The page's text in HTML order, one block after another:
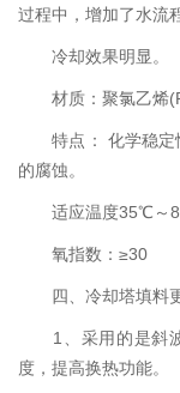
过程中，增加了水流
冷却效果明显。
材质：聚氯乙烯
特点： 化学稳定
的腐蚀。
适应温度35℃～
氧指数：≥30
四、冷却塔填料
1、采用的是斜波
度，提高换热功能。